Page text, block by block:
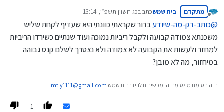
קראת את כל השרשור???
אפשר שתסביר את כוונתך......
מנותק
מתקדם בית שמשכתב בכג חשוון תשפ״ו, 13:14
נערך לאחרונה על ידי
@כותב-רק-מה-שיודעברור שקראתי כוונתי היא שעדיף לקחת שליש
משכנתא צמודה קבועה ולקבל ריביות נמוכה ועוד שנתיים כשירדו הריביות
למחזר ולעשות את הקבועה לא צמודה ולא נצטרך לשלם קנס גבוהה
במיחזור, מה לא מובן?
ב"ה חסימת מולטימדיה ומכשירים לוויז בבית שמש mtly1111@gmail.com
1